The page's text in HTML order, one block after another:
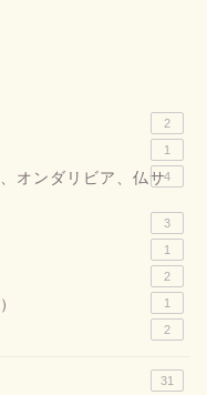
2
1
オンダリビア、仏サ4
3
1
2
1
2
31